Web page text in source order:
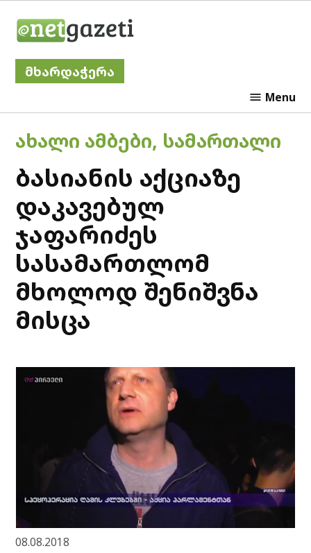
მხარდაჭერა
Menu
POSTED
IN
ᲐᲮᲐᲚᲘ ᲐᲛᲑᲔᲑᲘ, ᲡᲐᲛᲐᲠᲗᲐᲚᲘ
ბასიანის აქციაზე
დაკავებულ
ჯაფარიძეს
სასამართლომ
მხოლოდ შენიშვნა
მისცა
08.08.2018